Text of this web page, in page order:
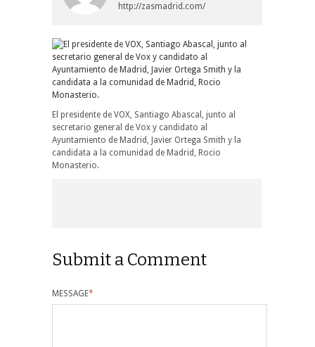
http://zasmadrid.com/
El presidente de VOX, Santiago Abascal, junto al
secretario general de Vox y candidato al
Ayuntamiento de Madrid, Javier Ortega Smith y la
candidata a la comunidad de Madrid, Rocio
Monasterio.
Submit a Comment
MESSAGE*